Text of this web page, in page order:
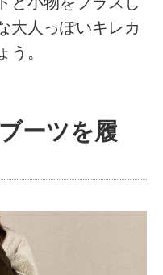
大人っぽいキレカ
う。
ーツを履